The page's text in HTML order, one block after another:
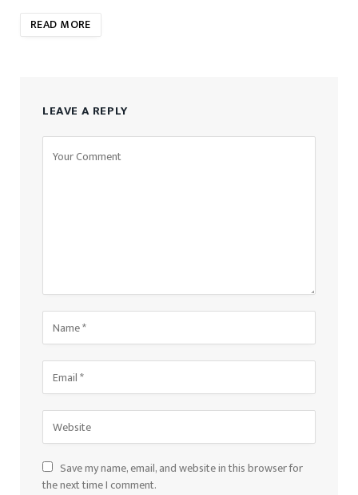
READ MORE
LEAVE A REPLY
Save my name, email, and website in this browser for
the next time I comment.